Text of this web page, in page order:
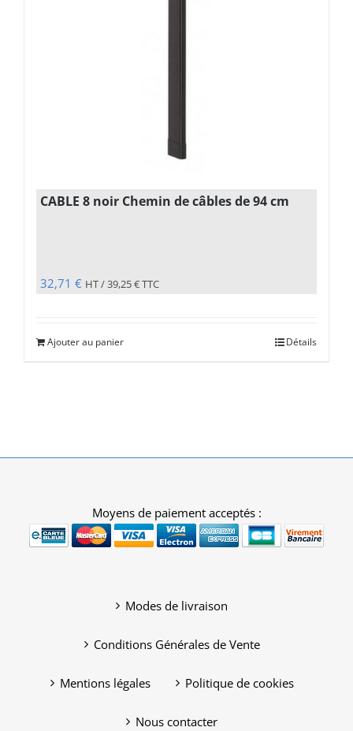
CABLE 8 noir Chemin de câbles de 94 cm
32,71 € HT /39,25€TTC
Ajouter au panier Détails
Moyens de paiement acceptés :
Modes de livraison
Conditions Générales de Vente
Mentions légales Politique de cookies
Nous contacter